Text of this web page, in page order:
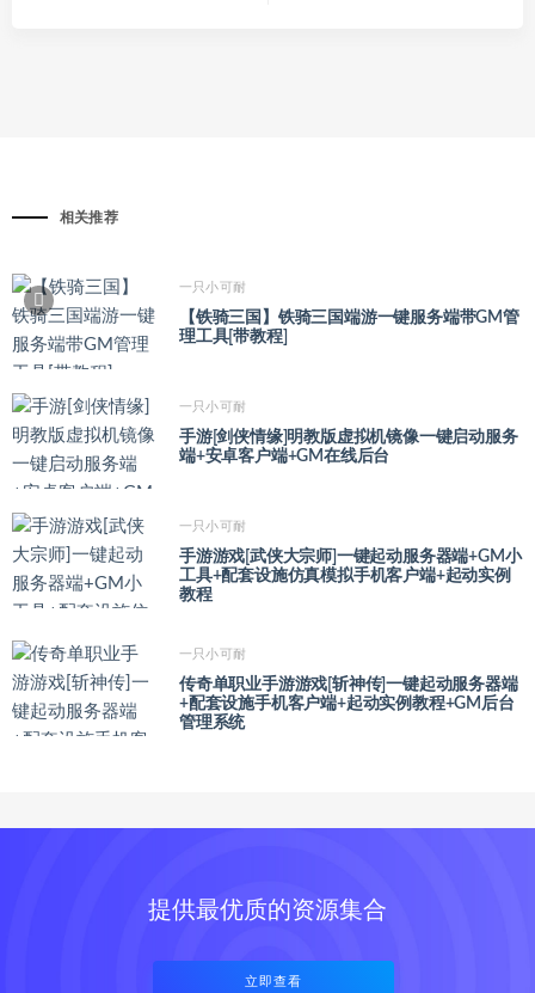
相关推荐
一只小可耐
【铁骑三国】铁骑三国端游一键服务端带GM管
理工具[带教程]
一只小可耐
手游[剑侠情缘]明教版虚拟机镜像一键启动服务
端+安卓客户端+GM在线后台
一只小可耐
手游游戏[武侠大宗师]一键起动服务器端+GM小
工具+配套设施仿真模拟手机客户端+起动实例
教程
一只小可耐
传奇单职业手游游戏[斩神传]一键起动服务器端
+配套设施手机客户端+起动实例教程+GM后台
管理系统
提供最优质的资源集合
立即查看